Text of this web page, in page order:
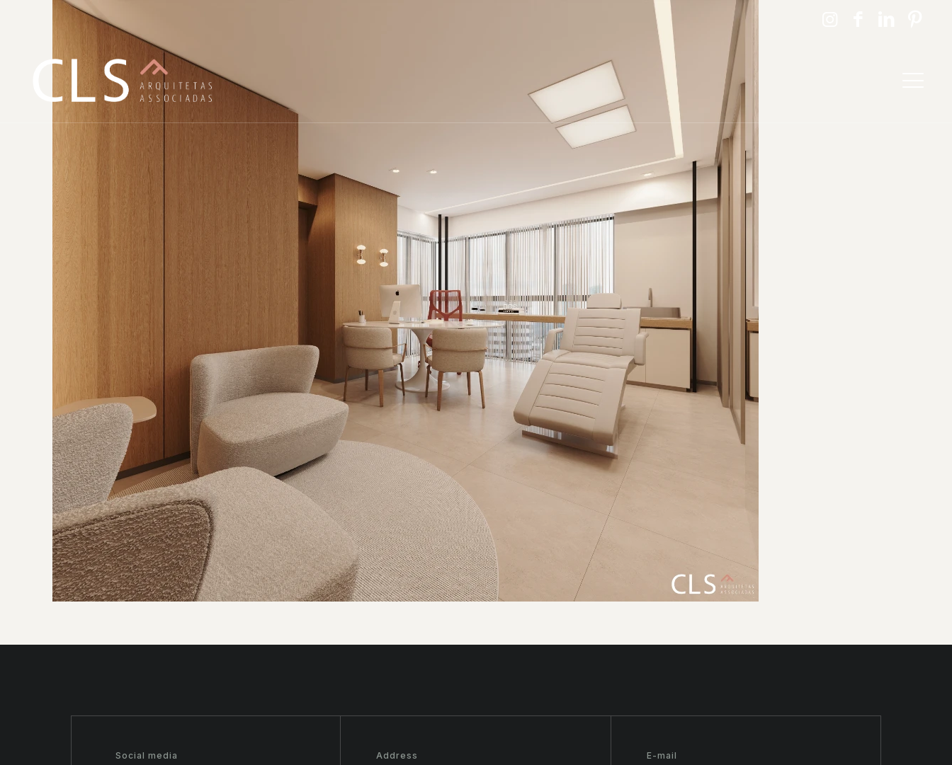
Social media Address E-mail